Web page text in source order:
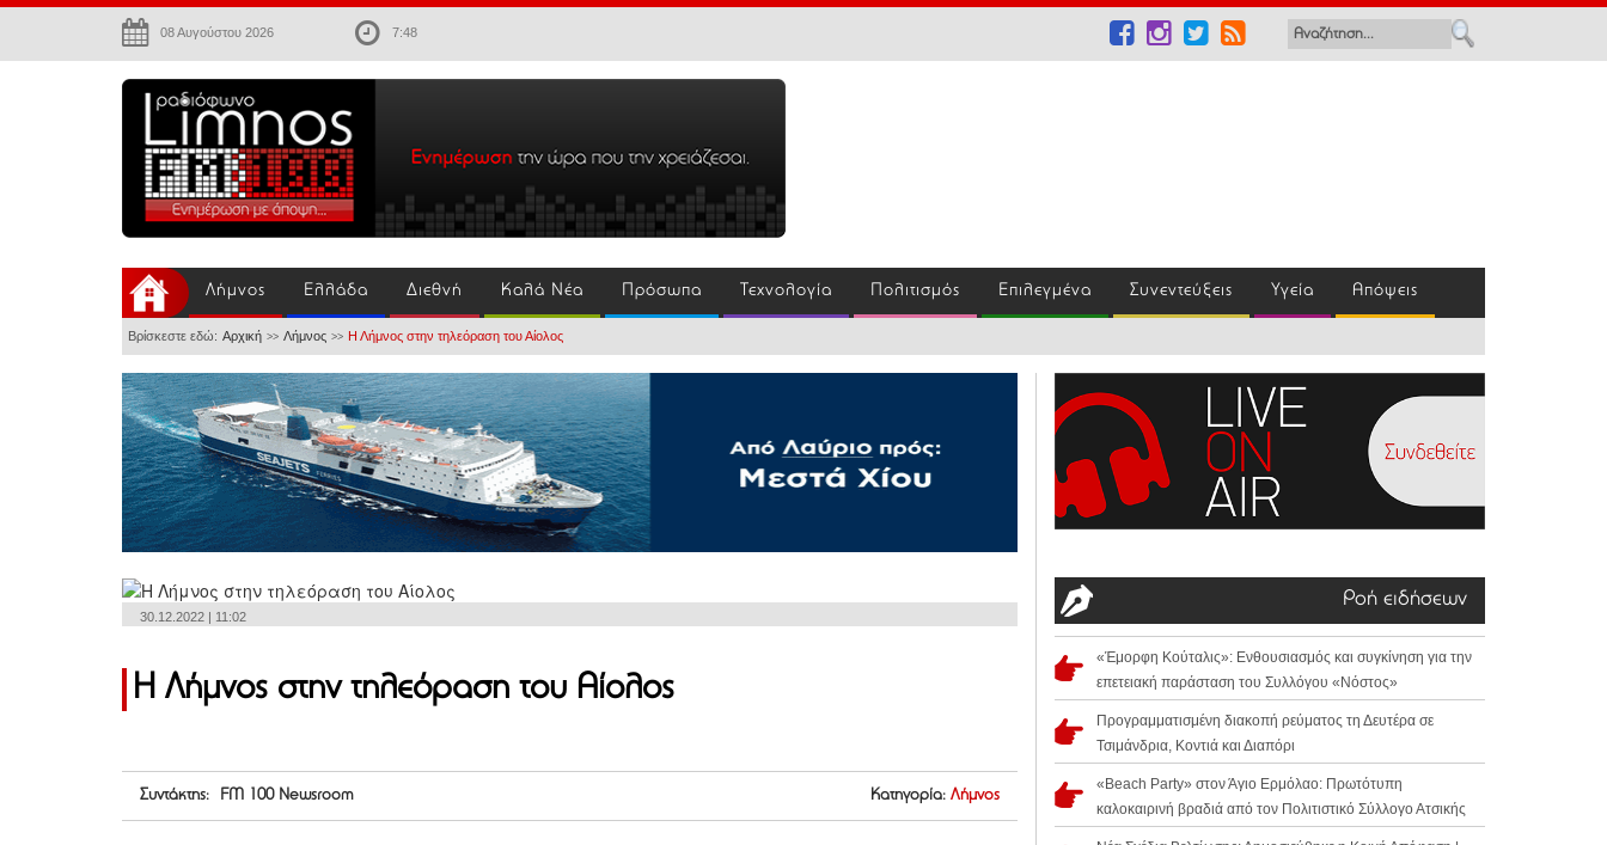
08 Αυγούστου 2026 7:48
Λήμνος Ελλάδα Διεθνή Καλά Νέα Πρόσωπα Τεχνολογία Πολιτισμός Επιλεγμένα Συνεντεύξεις Υγεία Απόψεις
Βρίσκεστε εδώ: Αρχική >> Λήμνος >> Η Λήμνος στην τηλεόραση του Αίολος
30.12.2022 | 11:02
Η Λήμνος στην τηλεόραση του Αίολος
Συντάκτης: FM 100 Newsroom Κατηγορία: Λήμνος
Ροή ειδήσεων
«Έμορφη Κούταλις»: Ενθουσιασμός και συγκίνηση για την
επετειακή παράσταση του Συλλόγου «Νόστος»
Προγραμματισμένη διακοπή ρεύματος τη Δευτέρα σε
Τσιμάνδρια, Κοντιά και Διαπόρι
«Beach Party» στον Άγιο Ερμόλαο: Πρωτότυπη
καλοκαιρινή βραδιά από τον Πολιτιστικό Σύλλογο Ατσικής